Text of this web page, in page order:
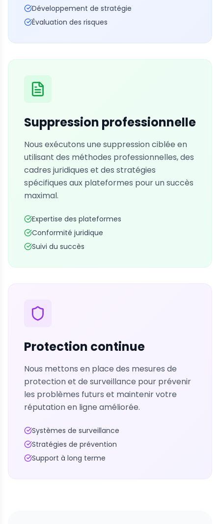
Développement de stratégie
Évaluation des risques
Suppression professionnelle
Nous exécutons une suppression ciblée en
utilisant des méthodes professionnelles, des
cadres juridiques et des stratégies
spécifiques aux plateformes pour un succès
maximal.
Expertise des plateformes
Conformité juridique
Suivi du succès
Protection continue
Nous mettons en place des mesures de
protection et de surveillance pour prévenir
les problèmes futurs et maintenir votre
réputation en ligne améliorée.
Systèmes de surveillance
Stratégies de prévention
Support à long terme